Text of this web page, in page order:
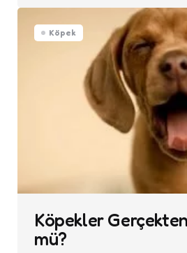
Köpek
Köpekler
mü?